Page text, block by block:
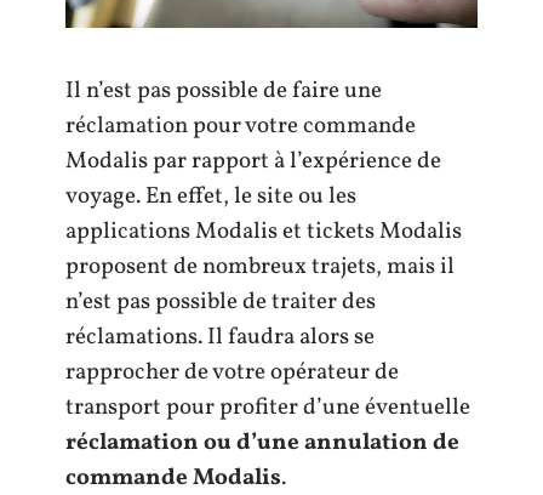
Il n’est pas possible de faire une
réclamation pour votre commande
Modalis par rapport à l’expérience de
voyage. En effet, le site ou les
applications Modalis et tickets Modalis
proposent de nombreux trajets, mais il
n’est pas possible de traiter des
réclamations. Il faudra alors se
rapprocher de votre opérateur de
transport pour profiter d’une éventuelle
réclamation ou d’une annulation de
commande Modalis.